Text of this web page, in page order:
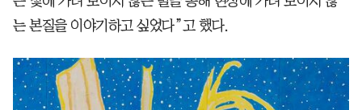
는 본질을 이야기하고 싶었다”고 했다.